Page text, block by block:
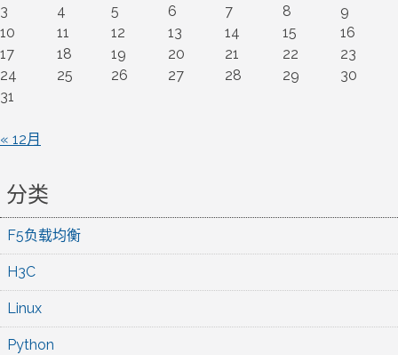
3
4 5 6 7 8
9
10
11 12 13 14 15
16
17
18 19 20 21 22
23
24
25 26 27 28 29
30
31
« 12月
分类
F5负载均衡
H3C
Linux
Python